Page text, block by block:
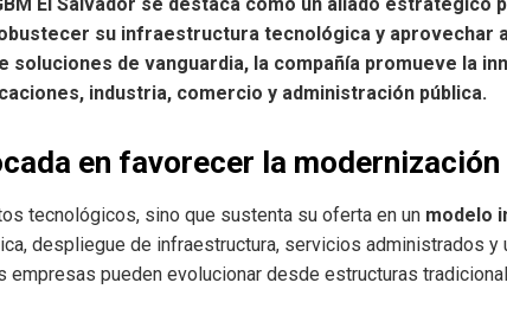
su infraestructura tecnológica y aprovechar
soluciones de vanguardia, la compañía promueve la
industria, comercio y administración pública.
en favorecer la
tecnológicos, sino que sustenta su oferta en un modelo
despliegue de infraestructura, servicios administrados y
empresas pueden evolucionar desde estructuras